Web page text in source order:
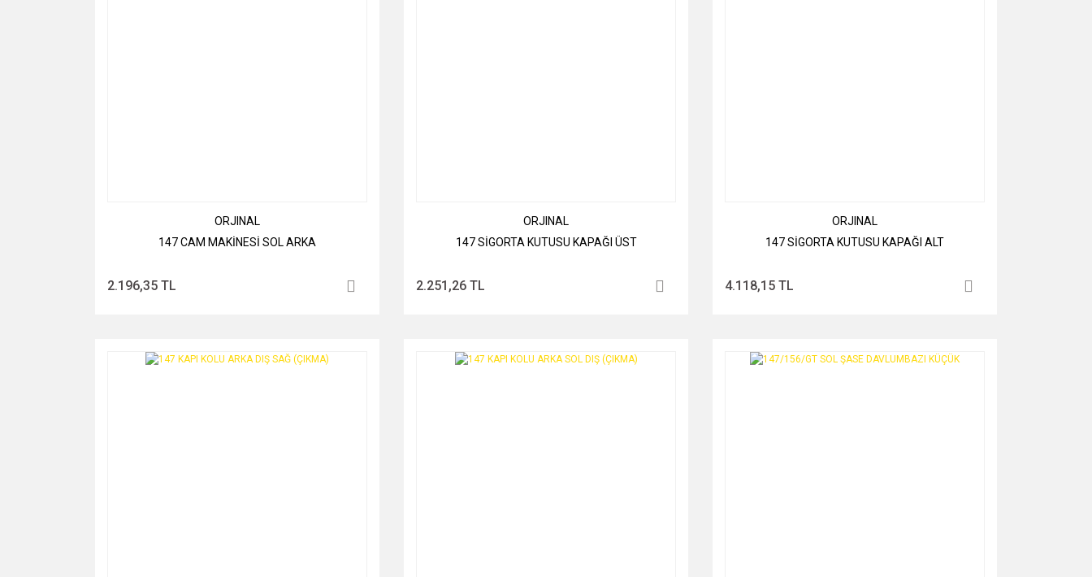
ORJINAL
147 CAM MAKİNESİ SOL ARKA
2.196,35 TL
ORJINAL
147 SİGORTA KUTUSU KAPAĞI ÜST
2.251,26 TL
ORJINAL
147 SİGORTA KUTUSU KAPAĞI ALT
4.118,15 TL